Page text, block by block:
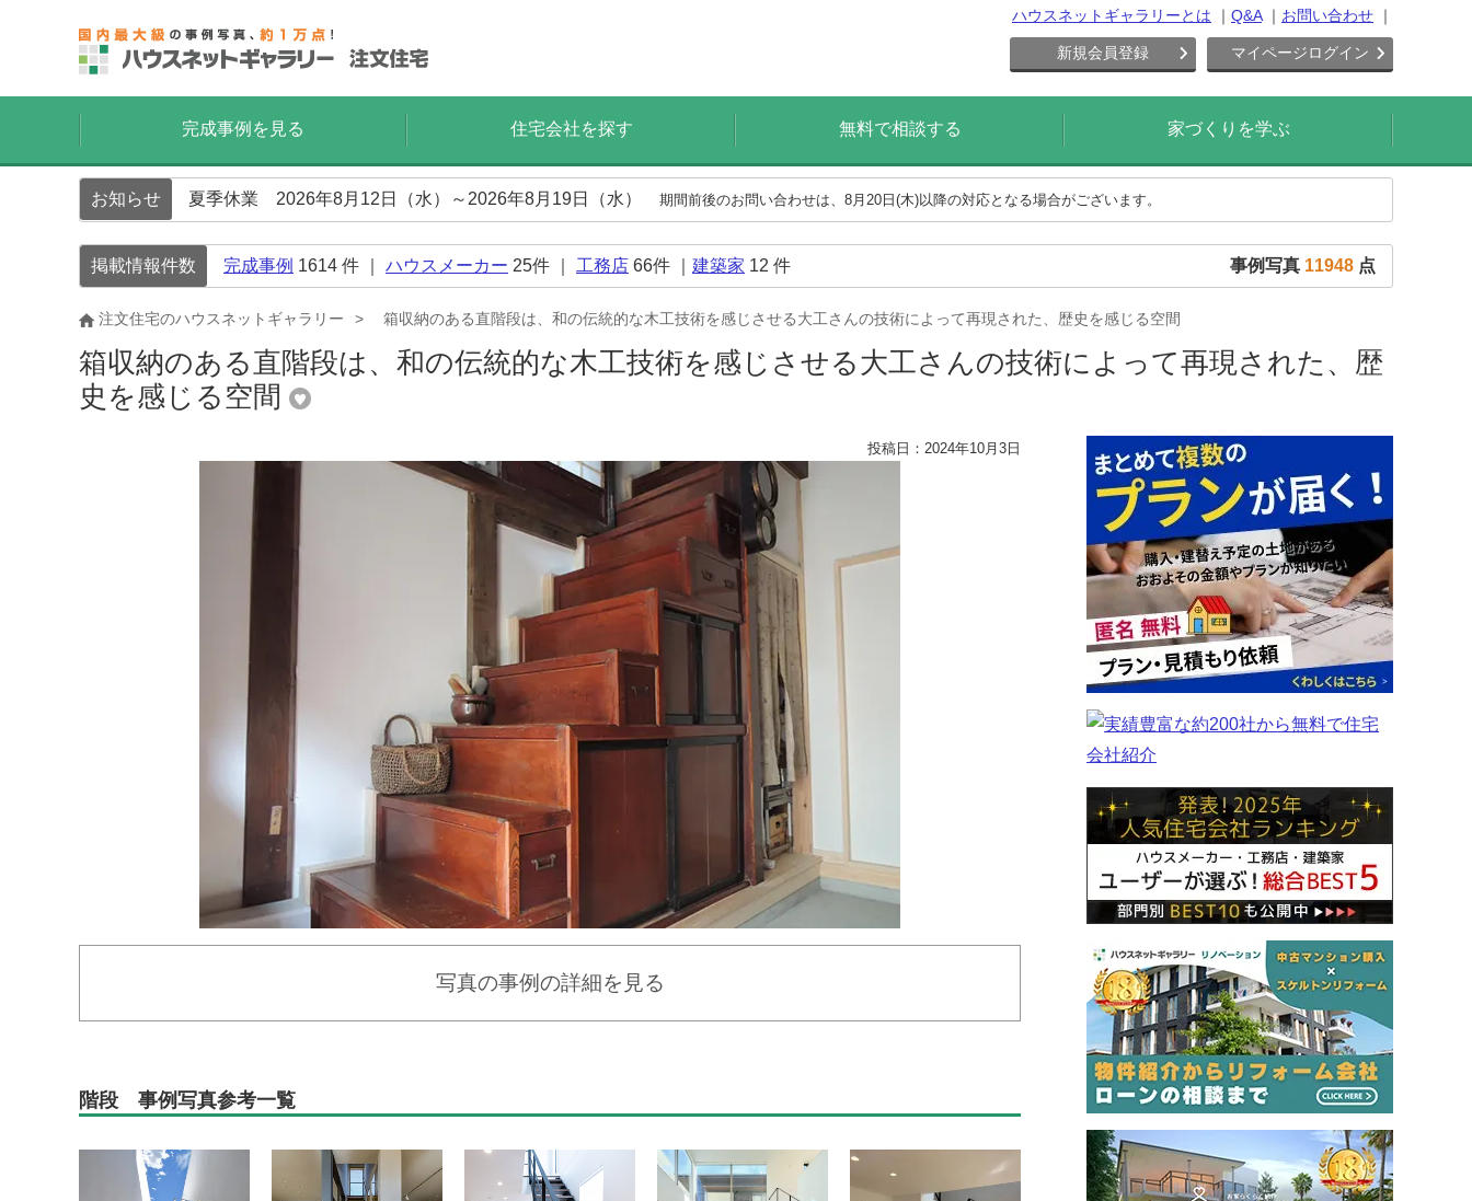
ハウスネットギャラリーとは Q&A お問い合わせ
新規会員登録 マイページログイン
完成事例を見る 住宅会社を探す 無料で相談する 家づくりを学ぶ
お知らせ 夏季休業 2026年8月12日（水）～2026年8月19日（水） 期間前後のお問い合わせは、8月20日(木)以降の対応となる場合がございます。
掲載情報件数 完成事例 1614 件 ｜ ハウスメーカー 25件 ｜ 工務店 66件 ｜ 建築家 12 件 事例写真 11948 点
注文住宅のハウスネットギャラリー 箱収納のある直階段は、和の伝統的な木工技術を感じさせる大工さんの技術によって再現された、歴史を感じる空間
箱収納のある直階段は、和の伝統的な木工技術を感じさせる大工さんの技術によって再現された、歴
史を感じる空間
投稿日：2024年10月3日
写真の事例の詳細を見る
階段 事例写真参考一覧